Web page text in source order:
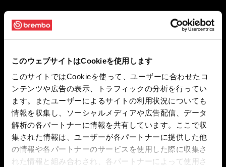
このウェブサイトはCookieを使用します
このサイトではCookieを使って、ユーザーに合わせたコ
ンテンツや広告の表示、トラフィックの分析を行ってい
ます。またユーザーによるサイトの利用状況についても
情報を収集し、ソーシャルメディアや広告配信、データ
解析の各パートナーに情報を共有しています。ここで収
集された情報は、ユーザーが各パートナーに提供した他
の情報や各パートナーのサービスを使用した際に収集さ
れた情報と組み合わされ、各パートナーによって使用さ